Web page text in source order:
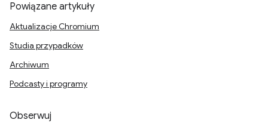
Powiązane artykuły
Aktualizacje Chromium
Studia przypadków
Archiwum
Podcasty i programy
Obserwuj